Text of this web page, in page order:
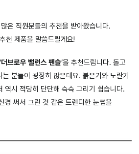
은 직원분들의 추천을 받아왔습니다.
천 제품을 말씀드릴게요!
더브로우 밸런스 펜슬‘을 추천드립니다. 돌고
분들이 굉장히 많은데요. 붉은기와 노란기
역시 적당히 단단해 슥슥 그리기 쉽습니다.
경 써서 그린 것 같은 트렌디한 눈썹을